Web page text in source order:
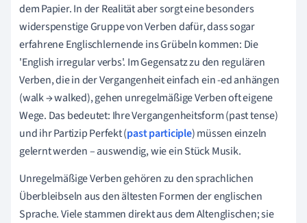
dem Papier. In der Realität aber sorgt eine besonders
widerspenstige Gruppe von Verben dafür, dass sogar
erfahrene Englischlernende ins Grübeln kommen: Die
'English irregular verbs'. Im Gegensatz zu den regulären
Verben, die in der Vergangenheit einfach ein -ed anhängen
(walk → walked), gehen unregelmäßige Verben oft eigene
Wege. Das bedeutet: Ihre Vergangenheitsform (past tense)
und ihr Partizip Perfekt (past participle) müssen einzeln
gelernt werden – auswendig, wie ein Stück Musik.
Unregelmäßige Verben gehören zu den sprachlichen
Überbleibseln aus den ältesten Formen der englischen
Sprache. Viele stammen direkt aus dem Altenglischen; sie